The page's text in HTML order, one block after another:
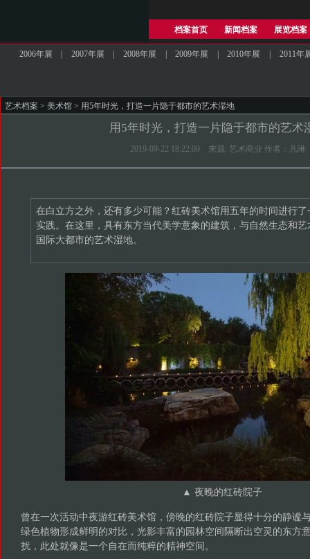
档案首页 新闻档案 展览档案
2006年展 2007年展 2008年展 2009年展 2010年展 2011年
艺术档案 > 美术馆 > 用5年时光，打造一片隐于都市的艺术湿地
用5年时光，打造一片隐于都市的艺术
2019-09-22 18:22:09 来源: 艺术商业 作者：凡琳
在白立方之外，还有多少可能？红砖美术馆用五年的时间进行
实践。在这里，具有东方当代美学意象的建筑，与自然生态和
国际大都市的艺术湿地。
▲ 夜晚的红砖院子
曾在一次活动中夜游红砖美术馆，傍晚的红砖院子显得十分的静谧
绿色植物形成鲜明的对比，光影丰富的园林空间隔断出空灵的东方
扰，此处就像是一个自在而纯粹的精神空间。